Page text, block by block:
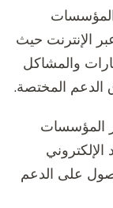
الإنترنت حيث
والمشاكل
الدعم المختصة.
المؤسسات
على الدعم